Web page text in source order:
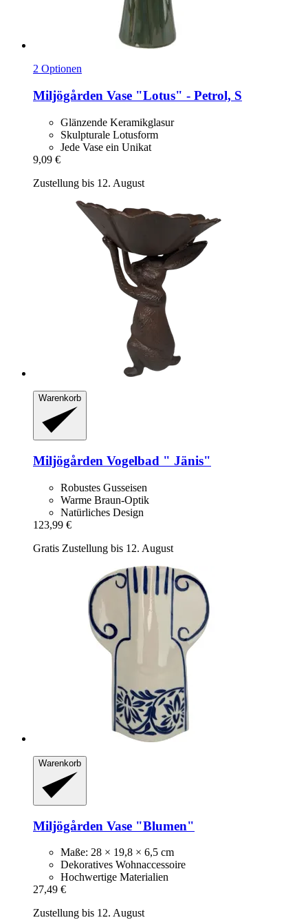
2 Optionen
Miljögården Vase "Lotus" -​ Petrol, S
Glänzende Keramikglasur
Skulpturale Lotusform
Jede Vase ein Unikat
9,09 €
Zustellung bis 12. August
Warenkorb
Miljögården Vogelbad " Jänis"
Robustes Gusseisen
Warme Braun-Optik
Natürliches Design
123,99 €
Gratis Zustellung bis 12. August
Warenkorb
Miljögården Vase "Blumen"
Maße: 28 × 19,8 × 6,5 cm
Dekoratives Wohnaccessoire
Hochwertige Materialien
27,49 €
Zustellung bis 12. August